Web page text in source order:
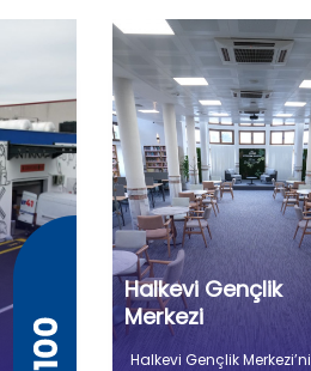
Halkevi Gençlik
Merkezi
Halkevi Gençlik Merkezi’ni